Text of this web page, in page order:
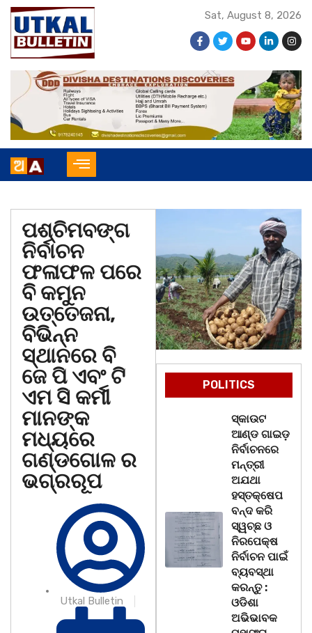
Sat, August 8, 2026
ପଶ୍ଚିମବଙ୍ଗ
ନିର୍ବାଚନ
ଫଳାଫଳ ପରେ
ବି କମୁନ
ଉତ୍ତେଜନା,
ବିଭିନ୍ନ
ସ୍ଥାନରେ ବି
ଜେ ପି ଏବଂ ଟି
ଏମ ସି କର୍ମୀ
ମାନଙ୍କ
ମଧ୍ୟରେ
ଗଣ୍ଡଗୋଳ ର
ଭଗ୍ରରୂପ
Utkal Bulletin
POLITICS
ସ୍କାଉଟ
ଆଣ୍ଡ ଗାଇଡ଼
ନିର୍ବାଚନରେ
ମନ୍ତ୍ରୀ
ଅଯଥା
ହସ୍ତକ୍ଷେପ
ବନ୍ଦ କରି
ସ୍ୱଚ୍ଛ ଓ
ନିରପେକ୍ଷ
ନିର୍ବାଚନ ପାଇଁ
ବ୍ୟବସ୍ଥା
କରନ୍ତୁ :
ଓଡିଶା
ଅଭିଭାବକ